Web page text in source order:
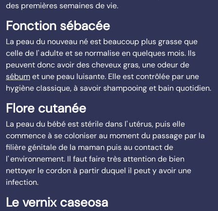
des premières semaines de vie.
Fonction sébacée
La peau du nouveau né est beaucoup plus grasse que
celle de l' adulte et se normalise en quelques mois. Ils
peuvent donc avoir des cheveux gras, une odeur de
sébumet une peau luisante. Elle est contrôlée par une
hygiène classique, à savoir shampooing et bain quotidien.
Flore cutanée
La peau du bébé est stérile dans l' utérus, puis elle
commence à se coloniser au moment du passage par la
filière génitale de la maman puis au contact de
l' environnement. Il faut faire très attention de bien
nettoyer le cordon à partir duquel il peut y avoir une
infection.
Le vernix caseosa